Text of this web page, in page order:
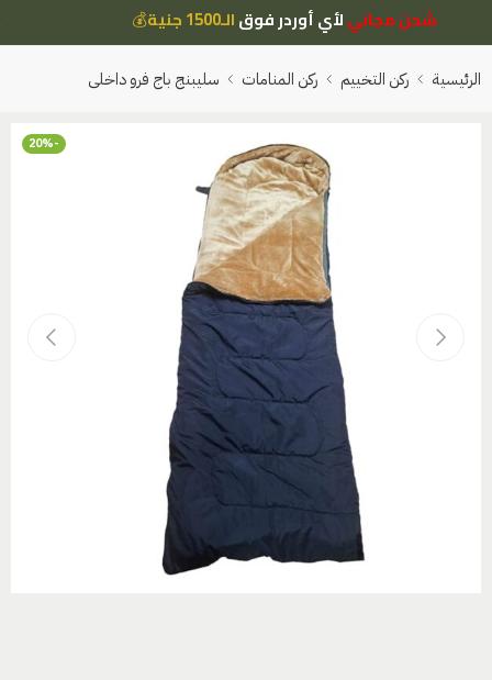
شحن مجانيلأي أوردر فوقالـ1500 جنية 💰
الرئيسية ركن التخييم ركن المنامات سليبنج باج فرو داخلى
-20%